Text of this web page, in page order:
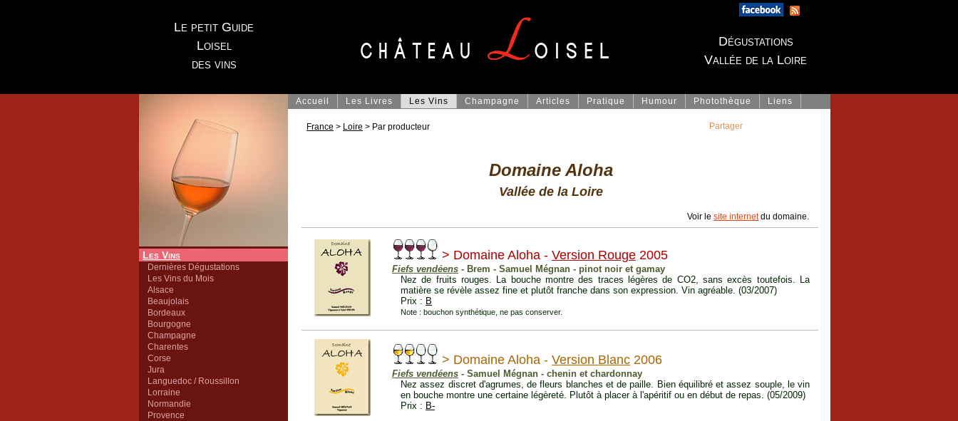
Le petit Guide
Loisel
des vins
Dégustations
Vallée de la Loire
Les Vins
Dernières Dégustations
Les Vins du Mois
Alsace
Beaujolais
Bordeaux
Bourgogne
Champagne
Charentes
Corse
Jura
Languedoc / Roussillon
Lorraine
Normandie
Provence
Accueil Les Livres Les Vins Champagne Articles Pratique Humour Photothèque Liens
France > Loire > Par producteur
Domaine Aloha
Vallée de la Loire
Voir le site internetdu domaine.
> Domaine Aloha - Version Rouge 2005
Fiefs vendéens - Brem - Samuel Mégnan - pinot noir et gamay
Nez de fruits rouges. La bouche montre des traces légères de CO2, sans excès toutefois. La
matière se révèle assez fine et plutôt franche dans son expression. Vin agréable. (03/2007)
Prix : B
Note : bouchon synthétique, ne pas conserver.
> Domaine Aloha - Version Blanc 2006
Fiefs vendéens - Samuel Mégnan - chenin et chardonnay
Nez assez discret d'agrumes, de fleurs blanches et de paille. Bien équilibré et assez souple, le vin
en bouche montre une certaine légèreté. Plutôt à placer à l'apéritif ou en début de repas. (05/2009)
Prix : B-
Partager